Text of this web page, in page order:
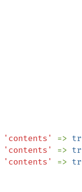
'contents' =>
'contents' =>
'contents' =>